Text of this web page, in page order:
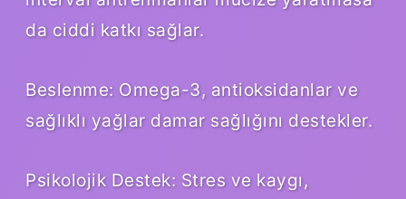
da ciddi katkı sağlar.
Beslenme: Omega-3, antioksidanlar ve
sağlıklı yağlar damar sağlığını destekler.
Psikolojik Destek: Stres ve kaygı,